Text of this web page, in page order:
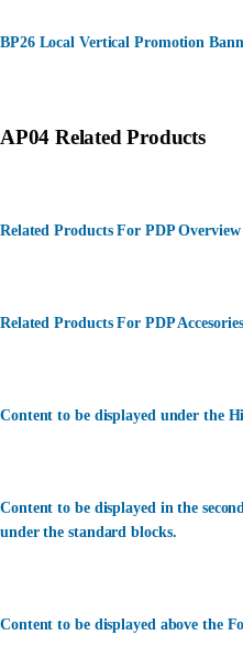
BP26 Local Vertical Promotion
AP04 Related Products
Related Products For PDP Overview
Related Products For PDP Accesories
Content to be displayed under the
Content to be displayed in the
under the standard blocks.
Content to be displayed above the